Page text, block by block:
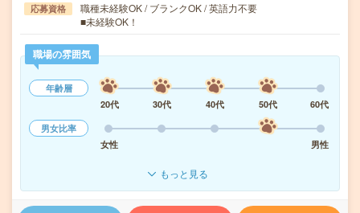
応募資格
職種未経験OK / ブランクOK / 英語力不要
■未経験OK！
職場の雰囲気
年齢層
20代
30代 40代 50代
60代
男女比率
女性
男性
もっと見る